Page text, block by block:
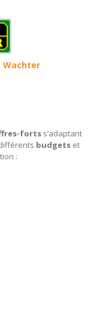
Wachter
forts s’adaptant
budgets et
: